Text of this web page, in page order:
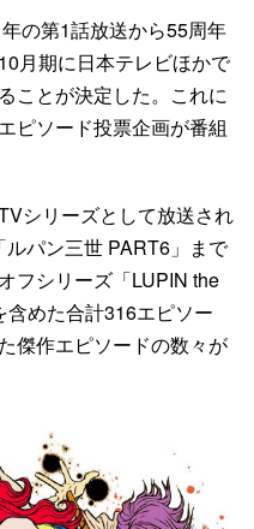
の第1話放送から55周年
月期に日本テレビほかで
ことが決定した。これに
ピソード投票企画が番組
シリーズとして放送され
パン三世 PART6」まで
フシリーズ「LUPIN the
めた合計316エピソー
傑作エピソードの数々が